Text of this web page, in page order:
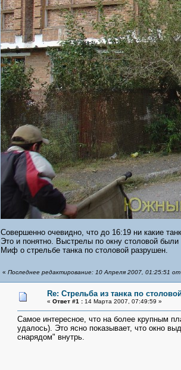
Совершенно очевидно, что до 16:19 ни какие
Это и понятно. Выстрелы по окну столовой
Миф о стрельбе танка по столовой разрушен.
« Последнее редактирование: 10 Апреля 2007, 01:25:51
Re: Стрельба из танка по
« Ответ #1 : 14 Марта 2007, 07:49:59 »
Самое интересное, что на более крупным
удалось). Это ясно показывает, что окно
снарядом" внутрь.